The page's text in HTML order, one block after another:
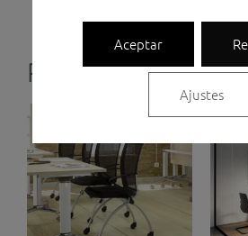
Productos
Aceptar
Ajustes